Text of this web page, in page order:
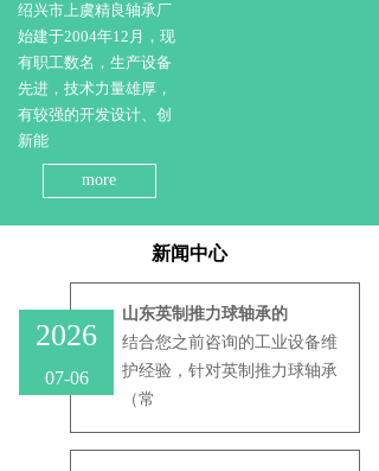
绍兴市上虞精良轴承厂
始建于2004年12月，现
有职工数名，生产设备
先进，技术力量雄厚，
有较强的开发设计、创
新能
more
新闻中心
2026
07-06
山东英制推力球轴承的
结合您之前咨询的工业设备维
护经验，针对‌英制推力球轴承‌
（常